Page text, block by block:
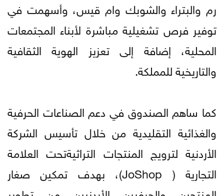
رم والبتراء والشوبك وام قيس، وأسهمت في
توفير فرص تشغيلية مباشرة لأبناء المجتمعات
المحلية، إضافة إلى تعزيز الهوية الثقافية
والتاريخية للمملكة.
كما ساهم الصندوق في دعم الصناعات الحرفية
والغذائية التقليدية من خلال تأسيس الشركة
الأردنية لترويج المنتجات التراثيةتحت العلامة
التجارية ( JoShop)، بهدف تمكين صغار